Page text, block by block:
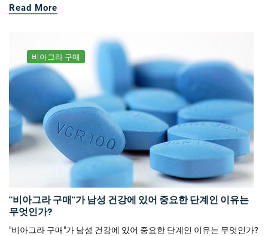
Read More
비아그라 구매
"비아그라 구매"가 남성 건강에 있어 중요한 단계인 이유는
무엇인가?
"비아그라 구매"가 남성 건강에 있어 중요한 단계인 이유는 무엇인가?